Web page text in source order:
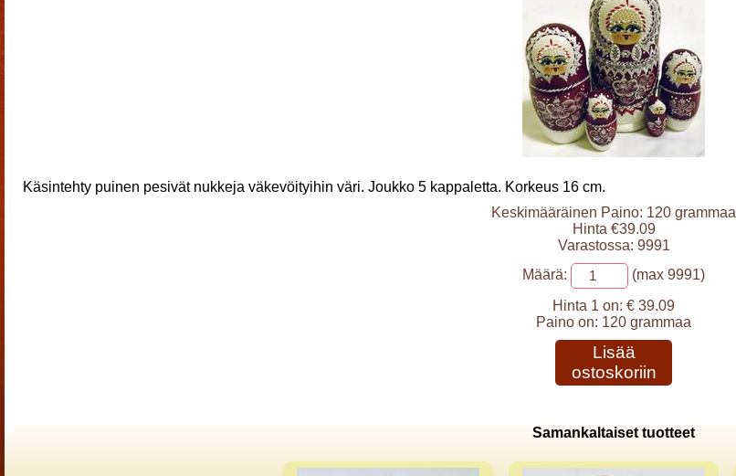
Käsintehty puinen pesivät nukkeja väkevöityihin väri. Joukko 5 kappaletta. Korkeus 16 cm.
Keskimääräinen Paino: 120 grammaa
Hinta €39.09
Varastossa: 9991
Määrä:
(max 9991)
Hinta 1 on: € 39.09
Paino on: 120 grammaa
Lisää
ostoskoriin
Samankaltaiset tuotteet